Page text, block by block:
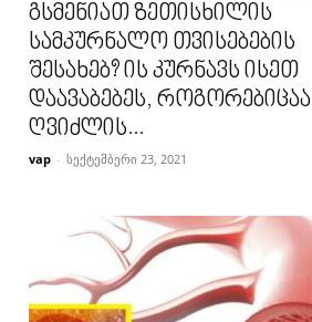
გსმენიათ ზეთისხილის
სამკურნალო თვისებების
შესახებ? ის კურნავს ისეთ
დაავაბებეს, როგორებიცაა
ღვიძლის...
vap - სექტემბერი 23, 2021